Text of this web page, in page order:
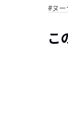
#ヌー
こ